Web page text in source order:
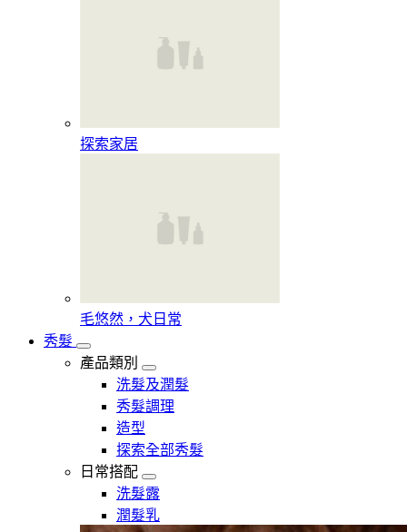
探索家居
毛悠然，犬日常
秀髮
產品類別
洗髮及潤髮
秀髮調理
造型
探索全部秀髮
日常搭配
洗髮露
潤髮乳